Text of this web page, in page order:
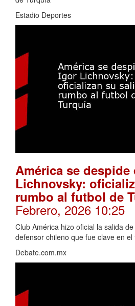
Estadio Deportes
América se despide
Lichnovsky:
rumbo al futbol de
Febrero, 2026 10:25
Club América hizo oficial la salida
defensor chileno que fue clave en
Debate.com.mx